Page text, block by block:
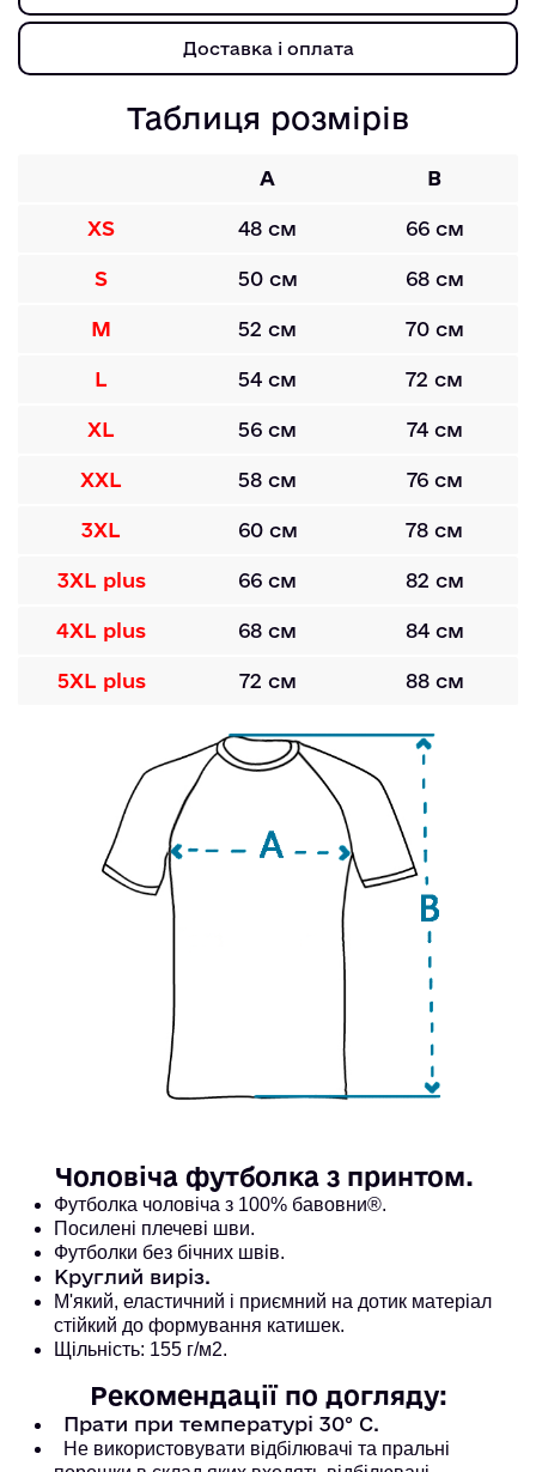
Доставка і оплата
Таблиця розмірів
A B
XS 48 см 66 см
S 50 см 68 см
M 52 см 70 см
L 54 см 72 см
XL 56 см 74 см
XXL 58 см 76 см
3XL 60 см 78 см
3XL plus 66 см 82 см
4XL plus 68 см 84 см
5XL plus 72 см 88 см
Чоловіча футболка з принтом.
Футболка чоловіча з 100% бавовни®.
Посилені плечеві шви.
Футболки без бічних швів.
Круглий виріз.
М'який, еластичний і приємний на дотик матеріал
стійкий до формування катишек.
Щільність: 155 г/м2.
Рекомендації по догляду:
Прати при температурі 30° С.
Не використовувати відбілювачі та пральні